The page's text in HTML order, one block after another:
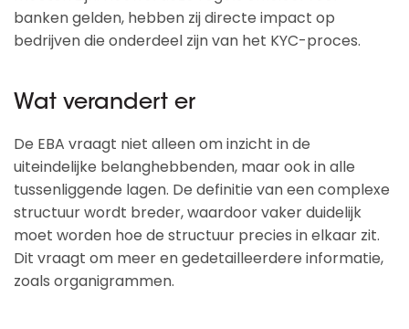
banken gelden, hebben zij directe impact op
bedrijven die onderdeel zijn van het KYC-proces.
Wat verandert er
De EBA vraagt niet alleen om inzicht in de
uiteindelijke belanghebbenden, maar ook in alle
tussenliggende lagen. De definitie van een complexe
structuur wordt breder, waardoor vaker duidelijk
moet worden hoe de structuur precies in elkaar zit.
Dit vraagt om meer en gedetailleerdere informatie,
zoals organigrammen.